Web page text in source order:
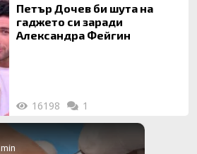
Петър Дочев би шута на
гаджето си заради
Александра Фейгин
16198 1